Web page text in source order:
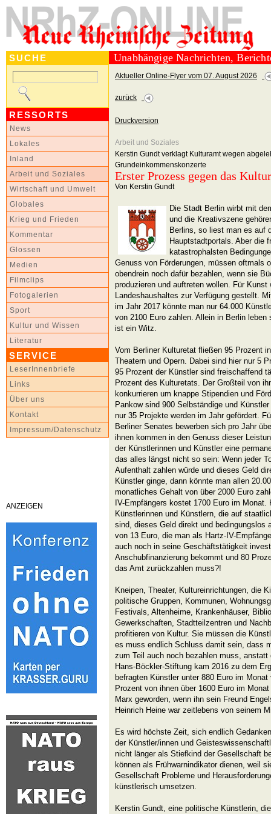
SUCHE
RESSORTS
News
Lokales
Inland
Arbeit und Soziales
Wirtschaft und Umwelt
Globales
Krieg und Frieden
Kommentar
Glossen
Medien
Filmclips
Fotogalerien
Sport
Kultur und Wissen
Literatur
SERVICE
LeserInnenbriefe
Links
Über uns
Kontakt
Impressum/Datenschutz
ANZEIGEN
Unabhängige Nachrichten,
Aktueller Online-Flyer vom 07. August 2026
zurück
Druckversion
Arbeit und Soziales
Kerstin Gundt verklagt Kulturamt wegen
Grundeinkommenskonzerte
Erster Prozess gegen das
Von Kerstin Gundt
Die Stadt Berlin wirbt mit
und die Kreativszene
Berlins, so liest man es auf
Hauptstadtportals. Aber die
katastrophalsten
Genuss von Förderungen, müssen oftmals
obendrein noch dafür bezahlen, wenn sie
produzieren und auftreten wollen. Für Kunst
Landeshaushaltes zur Verfügung gestellt.
im Jahr 2017 könnte man nur 64.000
von 2100 Euro zahlen. Allein in Berlin
ist ein Witz.
Vom Berliner Kulturetat fließen 95 Prozent
Theatern und Opern. Dabei sind hier nur 5
95 Prozent der Künstler sind freischaffend
Prozent des Kulturetats. Der Großteil von
konkurrieren um knappe Stipendien und
Pankow sind 900 Selbständige und
nur 35 Projekte werden im Jahr gefördert.
Berliner Senates bewerben sich pro Jahr
ihnen kommen in den Genuss dieser
der Künstlerinnen und Künstler eine
das alles längst nicht so sein: Wenn jeder
Aufenthalt zahlen würde und dieses Geld
Künstler ginge, dann könnte man allen
monatliches Gehalt von über 2000 Euro
IV-Empfängers kostet 1700 Euro im
Künstlerinnen und Künstlern, die auf
sind, dieses Geld direkt und bedingungslos
von 13 Euro, die man als Hartz-IV-
auch noch in seine Geschäftstätigkeit
Anschubfinanzierung bekommt und 80
das Amt zurückzahlen muss?!
Kneipen, Theater, Kultureinrichtungen, die
politische Gruppen, Kommunen,
Festivals, Altenheime, Krankenhäuser,
Gewerkschaften, Stadtteilzentren und
profitieren von Kultur. Sie müssen die
es muss endlich Schluss damit sein, dass
zum Teil auch noch bezahlen muss,
Hans-Böckler-Stiftung kam 2016 zu dem
befragten Künstler unter 880 Euro im
Prozent von ihnen über 1600 Euro im
Marx geworden, wenn ihn sein Freund
Heinrich Heine war zeitlebens von seinem
Es wird höchste Zeit, sich endlich
der Künstler/innen und
nicht länger als Stiefkind der Gesellschaft
können als Frühwarnindikator dienen, weil
Gesellschaft Probleme und
künstlerisch umsetzen.
Kerstin Gundt, eine politische Künstlerin,